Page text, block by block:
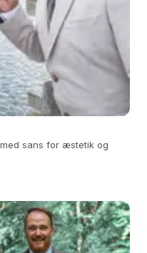
sans for æstetik og